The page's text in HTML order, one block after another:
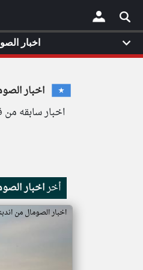
×
اخبار
اخبار سابقه من
أخراخبار
اخبار الصومال من
اخبار